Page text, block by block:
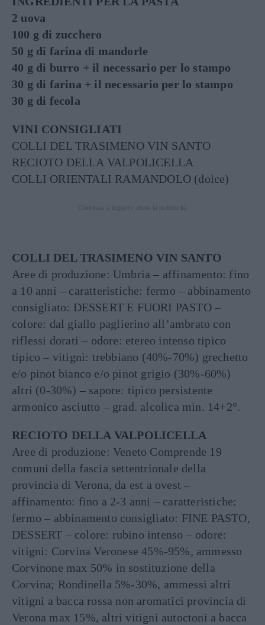
2 uova
100 g di zucchero
50 g di farina di mandorle
40 g di burro + il necessario per lo stampo
30 g di farina + il necessario per lo stampo
30 g di fecola
VINI CONSIGLIATI
COLLI DEL TRASIMENO VIN SANTO
RECIOTO DELLA VALPOLICELLA
COLLI ORIENTALI RAMANDOLO (dolce)
COLLI DEL TRASIMENO VIN SANTO
Aree di produzione: Umbria – affinamento: fino
a 10 anni – caratteristiche: fermo – abbinamento
consigliato: DESSERT E FUORI PASTO –
colore: dal giallo paglierino all’ambrato con
riflessi dorati – odore: etereo intenso tipico
tipico – vitigni: trebbiano (40%-70%) grechetto
e/o pinot bianco e/o pinot grigio (30%-60%)
altri (0-30%) – sapore: tipico persistente
armonico asciutto – grad. alcolica min. 14+2°.
RECIOTO DELLA VALPOLICELLA
Aree di produzione: Veneto Comprende 19
comuni della fascia settentrionale della
provincia di Verona, da est a ovest –
affinamento: fino a 2-3 anni – caratteristiche:
fermo – abbinamento consigliato: FINE PASTO,
DESSERT – colore: rubino intenso – odore:
vitigni: Corvina Veronese 45%-95%, ammesso
Corvinone max 50% in sostituzione della
Corvina; Rondinella 5%-30%, ammessi altri
vitigni a bacca rossa non aromatici provincia di
Verona max 15%, altri vitigni autoctoni a bacca